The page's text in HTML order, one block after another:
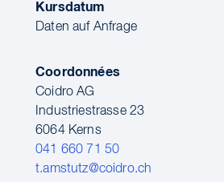
Kursdatum
Daten auf Anfrage
Coordonnées
Coidro AG
Industriestrasse 23
6064 Kerns
041 660 71 50
t.amstutz@coidro.ch